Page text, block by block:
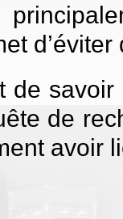
de savoir
de
avoir